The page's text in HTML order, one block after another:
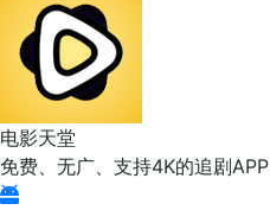
电影天堂
免费、无广、支持4K的追剧APP